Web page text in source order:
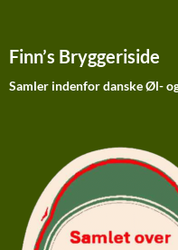
Finn’s Bryggeriside
Samler indenfor danske Øl-